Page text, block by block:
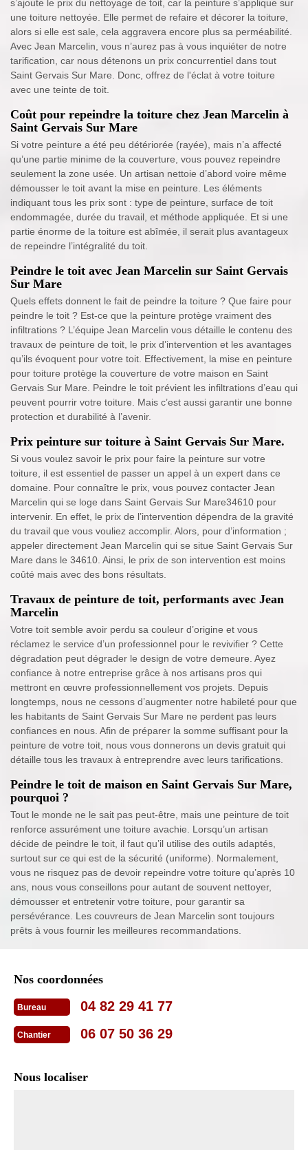
s’ajoute le prix du nettoyage de toit, car la peinture s’applique sur
une toiture nettoyée. Elle permet de refaire et décorer la toiture,
alors si elle est sale, cela aggravera encore plus sa perméabilité.
Avec Jean Marcelin, vous n’aurez pas à vous inquiéter de notre
tarification, car nous détenons un prix concurrentiel dans tout
Saint Gervais Sur Mare. Donc, offrez de l'éclat à votre toiture
avec une teinte de toit.
Coût pour repeindre la toiture chez Jean Marcelin à
Saint Gervais Sur Mare
Si votre peinture a été peu détériorée (rayée), mais n’a affecté
qu’une partie minime de la couverture, vous pouvez repeindre
seulement la zone usée. Un artisan nettoie d’abord voire même
démousser le toit avant la mise en peinture. Les éléments
indiquant tous les prix sont : type de peinture, surface de toit
endommagée, durée du travail, et méthode appliquée. Et si une
partie énorme de la toiture est abîmée, il serait plus avantageux
de repeindre l’intégralité du toit.
Peindre le toit avec Jean Marcelin sur Saint Gervais
Sur Mare
Quels effets donnent le fait de peindre la toiture ? Que faire pour
peindre le toit ? Est-ce que la peinture protège vraiment des
infiltrations ? L’équipe Jean Marcelin vous détaille le contenu des
travaux de peinture de toit, le prix d’intervention et les avantages
qu’ils évoquent pour votre toit. Effectivement, la mise en peinture
pour toiture protège la couverture de votre maison en Saint
Gervais Sur Mare. Peindre le toit prévient les infiltrations d’eau qui
peuvent pourrir votre toiture. Mais c’est aussi garantir une bonne
protection et durabilité à l’avenir.
Prix peinture sur toiture à Saint Gervais Sur Mare.
Si vous voulez savoir le prix pour faire la peinture sur votre
toiture, il est essentiel de passer un appel à un expert dans ce
domaine. Pour connaître le prix, vous pouvez contacter Jean
Marcelin qui se loge dans Saint Gervais Sur Mare34610 pour
intervenir. En effet, le prix de l’intervention dépendra de la gravité
du travail que vous vouliez accomplir. Alors, pour d’information ;
appeler directement Jean Marcelin qui se situe Saint Gervais Sur
Mare dans le 34610. Ainsi, le prix de son intervention est moins
coûté mais avec des bons résultats.
Travaux de peinture de toit, performants avec Jean
Marcelin
Votre toit semble avoir perdu sa couleur d’origine et vous
réclamez le service d’un professionnel pour le revivifier ? Cette
dégradation peut dégrader le design de votre demeure. Ayez
confiance à notre entreprise grâce à nos artisans pros qui
mettront en œuvre professionnellement vos projets. Depuis
longtemps, nous ne cessons d’augmenter notre habileté pour que
les habitants de Saint Gervais Sur Mare ne perdent pas leurs
confiances en nous. Afin de préparer la somme suffisant pour la
peinture de votre toit, nous vous donnerons un devis gratuit qui
détaille tous les travaux à entreprendre avec leurs tarifications.
Peindre le toit de maison en Saint Gervais Sur Mare,
pourquoi ?
Tout le monde ne le sait pas peut-être, mais une peinture de toit
renforce assurément une toiture avachie. Lorsqu’un artisan
décide de peindre le toit, il faut qu’il utilise des outils adaptés,
surtout sur ce qui est de la sécurité (uniforme). Normalement,
vous ne risquez pas de devoir repeindre votre toiture qu’après 10
ans, nous vous conseillons pour autant de souvent nettoyer,
démousser et entretenir votre toiture, pour garantir sa
persévérance. Les couvreurs de Jean Marcelin sont toujours
prêts à vous fournir les meilleures recommandations.
Nos coordonnées
Bureau 04 82 29 41 77
Chantier 06 07 50 36 29
Nous localiser